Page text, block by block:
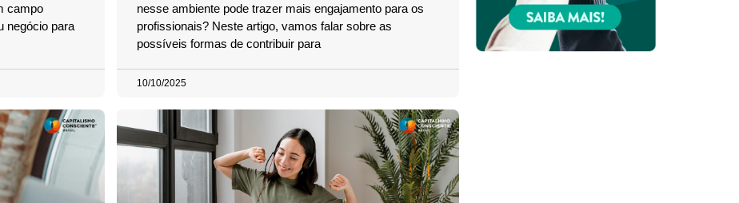
campo
negócio para
nesse ambiente pode trazer mais engajamento para os
profissionais? Neste artigo, vamos falar sobre as
possíveis formas de contribuir para
10/10/2025